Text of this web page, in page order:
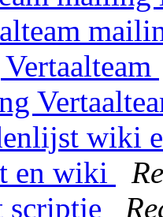
wiki
en wiki
scriptje